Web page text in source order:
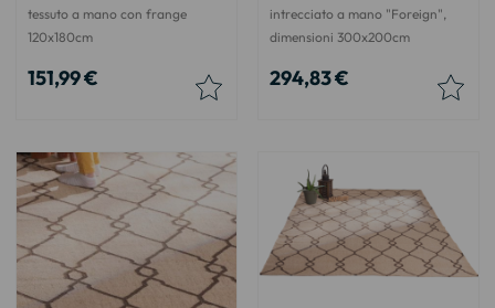
tessuto a mano con frange
120x180cm
151,99 €
intrecciato a mano "Foreign",
dimensioni 300x200cm
294,83 €